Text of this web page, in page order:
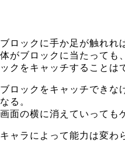
ブロックに手か足が触れれ
体がブロックに当たっても
ックをキャッチすることは
ブロックをキャッチできな
なる。
画面の横に消えていっても
キャラによって能力は変わ